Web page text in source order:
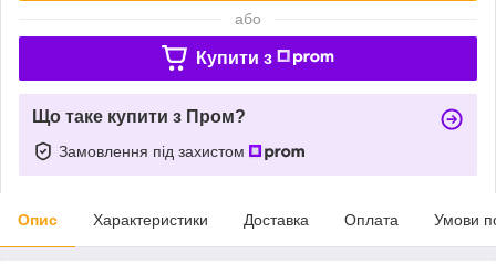
або
Купити з
Що таке купити з Пром?
Замовлення під захистом
Опис Характеристики Доставка Оплата Умови